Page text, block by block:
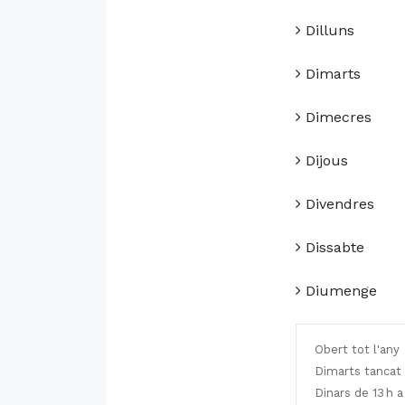
Dilluns
Dimarts
Dimecres
Dijous
Divendres
Dissabte
Diumenge
Obert tot l'any
Dimarts tancat
Dinars de 13 h a